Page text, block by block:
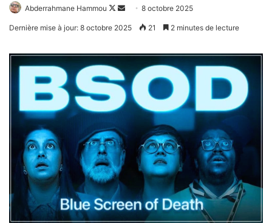
Abderrahmane Hammou
Follow
Envoyer8 octobre 2025
Dernière mise à jour: 8 octobre 2025 21 2 minutes de lecture